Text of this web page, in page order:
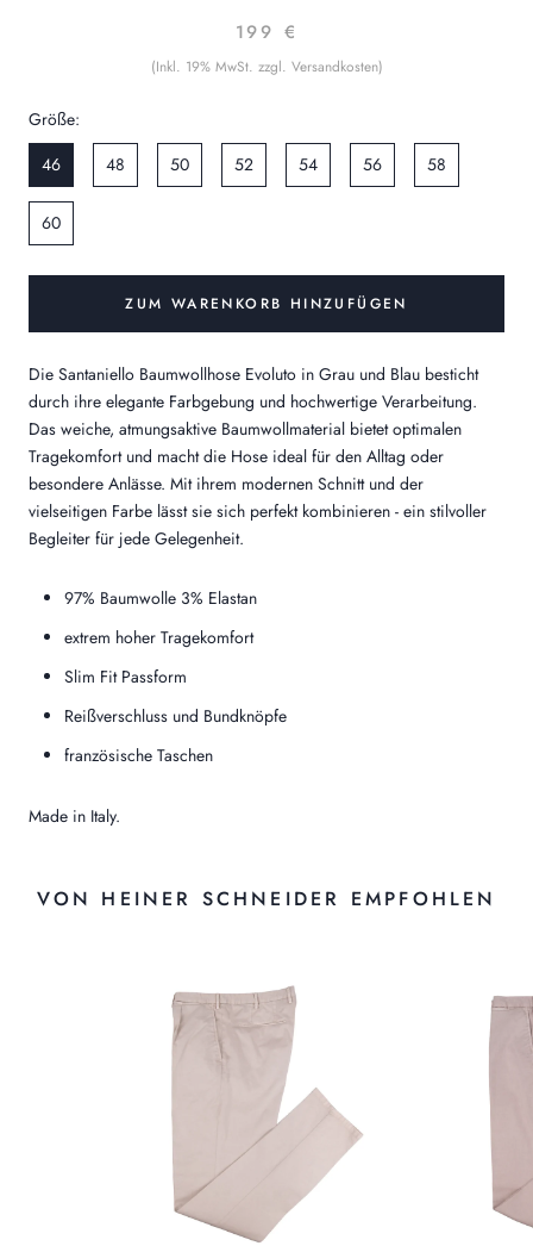
199 €
(Inkl. 19% MwSt. zzgl. Versandkosten)
Größe:
46
48 50 52 54 56 58
60
ZUM WARENKORB HINZUFÜGEN
Die Santaniello Baumwollhose Evoluto in Grau und Blau besticht
durch ihre elegante Farbgebung und hochwertige Verarbeitung.
Das weiche, atmungsaktive Baumwollmaterial bietet optimalen
Tragekomfort und macht die Hose ideal für den Alltag oder
besondere Anlässe. Mit ihrem modernen Schnitt und der
vielseitigen Farbe lässt sie sich perfekt kombinieren - ein stilvoller
Begleiter für jede Gelegenheit.
97% Baumwolle 3% Elastan
extrem hoher Tragekomfort
Slim Fit Passform
Reißverschluss und Bundknöpfe
französische Taschen
Made in Italy.
VON HEINER SCHNEIDER EMPFOHLEN